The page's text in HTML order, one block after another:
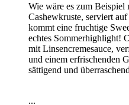
Wie wäre es zum
Cashewkruste, serviert
kommt eine fruchtige
echtes Sommerhighlight!
mit Linsencremesauce,
und einem erfrischenden
sättigend und
...